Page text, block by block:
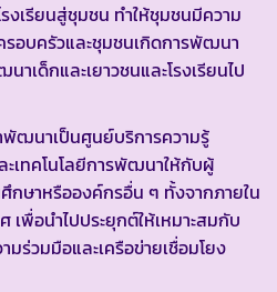
เรียนสู่ชุมชน ทำให้ชุมชนมีความ
รอบครัวและชุมชนเกิดการพัฒนา
เด็กและเยาวชนและโรงเรียนไป
ฒนาเป็นศูนย์บริการความรู้
เทคโนโลยีการพัฒนาให้กับผู้
กษาหรือองค์กรอื่น ๆ ทั้งจากภายใน
เพื่อนำไปประยุกต์ให้เหมาะสมกับ
ร่วมมือและเครือข่ายเชื่อมโยง